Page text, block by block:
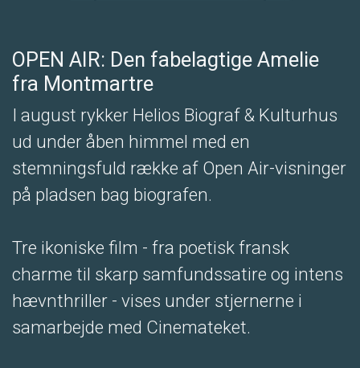
OPEN AIR: Den fabelagtige Amelie
fra Montmartre
I august rykker Helios Biograf & Kulturhus
ud under åben himmel med en
stemningsfuld række af Open Air-visninger
på pladsen bag biografen.
Tre ikoniske film - fra poetisk fransk
charme til skarp samfundssatire og intens
hævnthriller - vises under stjernerne i
samarbejde med Cinemateket.